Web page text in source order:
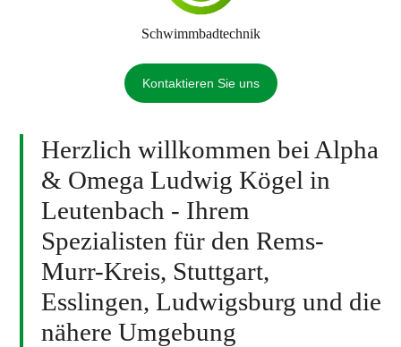
Schwimmbadtechnik
Kontaktieren Sie uns
Herzlich willkommen bei Alpha
& Omega Ludwig Kögel in
Leutenbach - Ihrem
Spezialisten für den Rems-
Murr-Kreis, Stuttgart,
Esslingen, Ludwigsburg und die
nähere Umgebung